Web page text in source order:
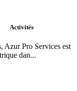
Activités
Azur Pro Services est
dan...